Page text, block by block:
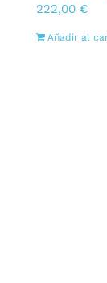
222,00 €
Añadir al